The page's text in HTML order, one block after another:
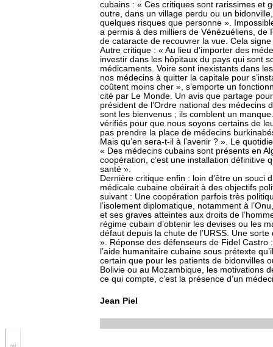
cubains : « Ces critiques sont rarissimes et
outre, dans un village perdu ou un
quelques risques que personne ».
a permis à des milliers de Vénézuéliens,
de cataracte de recouvrer la vue. Cela
Autre critique : « Au lieu d’importer des
investir dans les hôpitaux du pays qui sont
médicaments. Voire sont inexistants dans
nos médecins à quitter la capitale pour
coûtent moins cher », s’emporte un
cité par Le Monde. Un avis que partage
président de l’Ordre national des médecins
sont les bienvenus ; ils comblent un
vérifiés pour que nous soyons certains de
pas prendre la place de médecins
Mais qu’en sera-t-il à l’avenir ? ». Le
« Des médecins cubains sont présents en
coopération, c’est une installation définitive
santé ».
Dernière critique enfin : loin d’être un souci
médicale cubaine obéirait à des objectifs
suivant : Une coopération parfois très
l’isolement diplomatique, notamment à
et ses graves atteintes aux droits de
régime cubain d’obtenir les devises ou les
défaut depuis la chute de l’URSS. Une
». Réponse des défenseurs de Fidel
l’aide humanitaire cubaine sous prétexte
certain que pour les patients de bidonvilles
Bolivie ou au Mozambique, les motivations
ce qui compte, c’est la présence d’un
Jean Piel